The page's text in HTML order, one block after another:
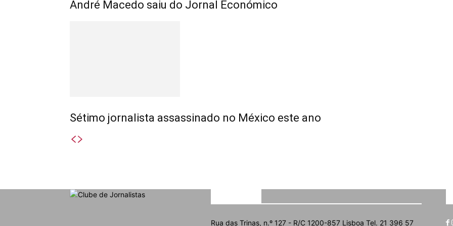
André Macedo saiu do Jornal Económico
Sétimo jornalista assassinado no México este ano
Rua das Trinas, n.º 127 - R/C 1200-857 Lisboa Tel. 21 396 57